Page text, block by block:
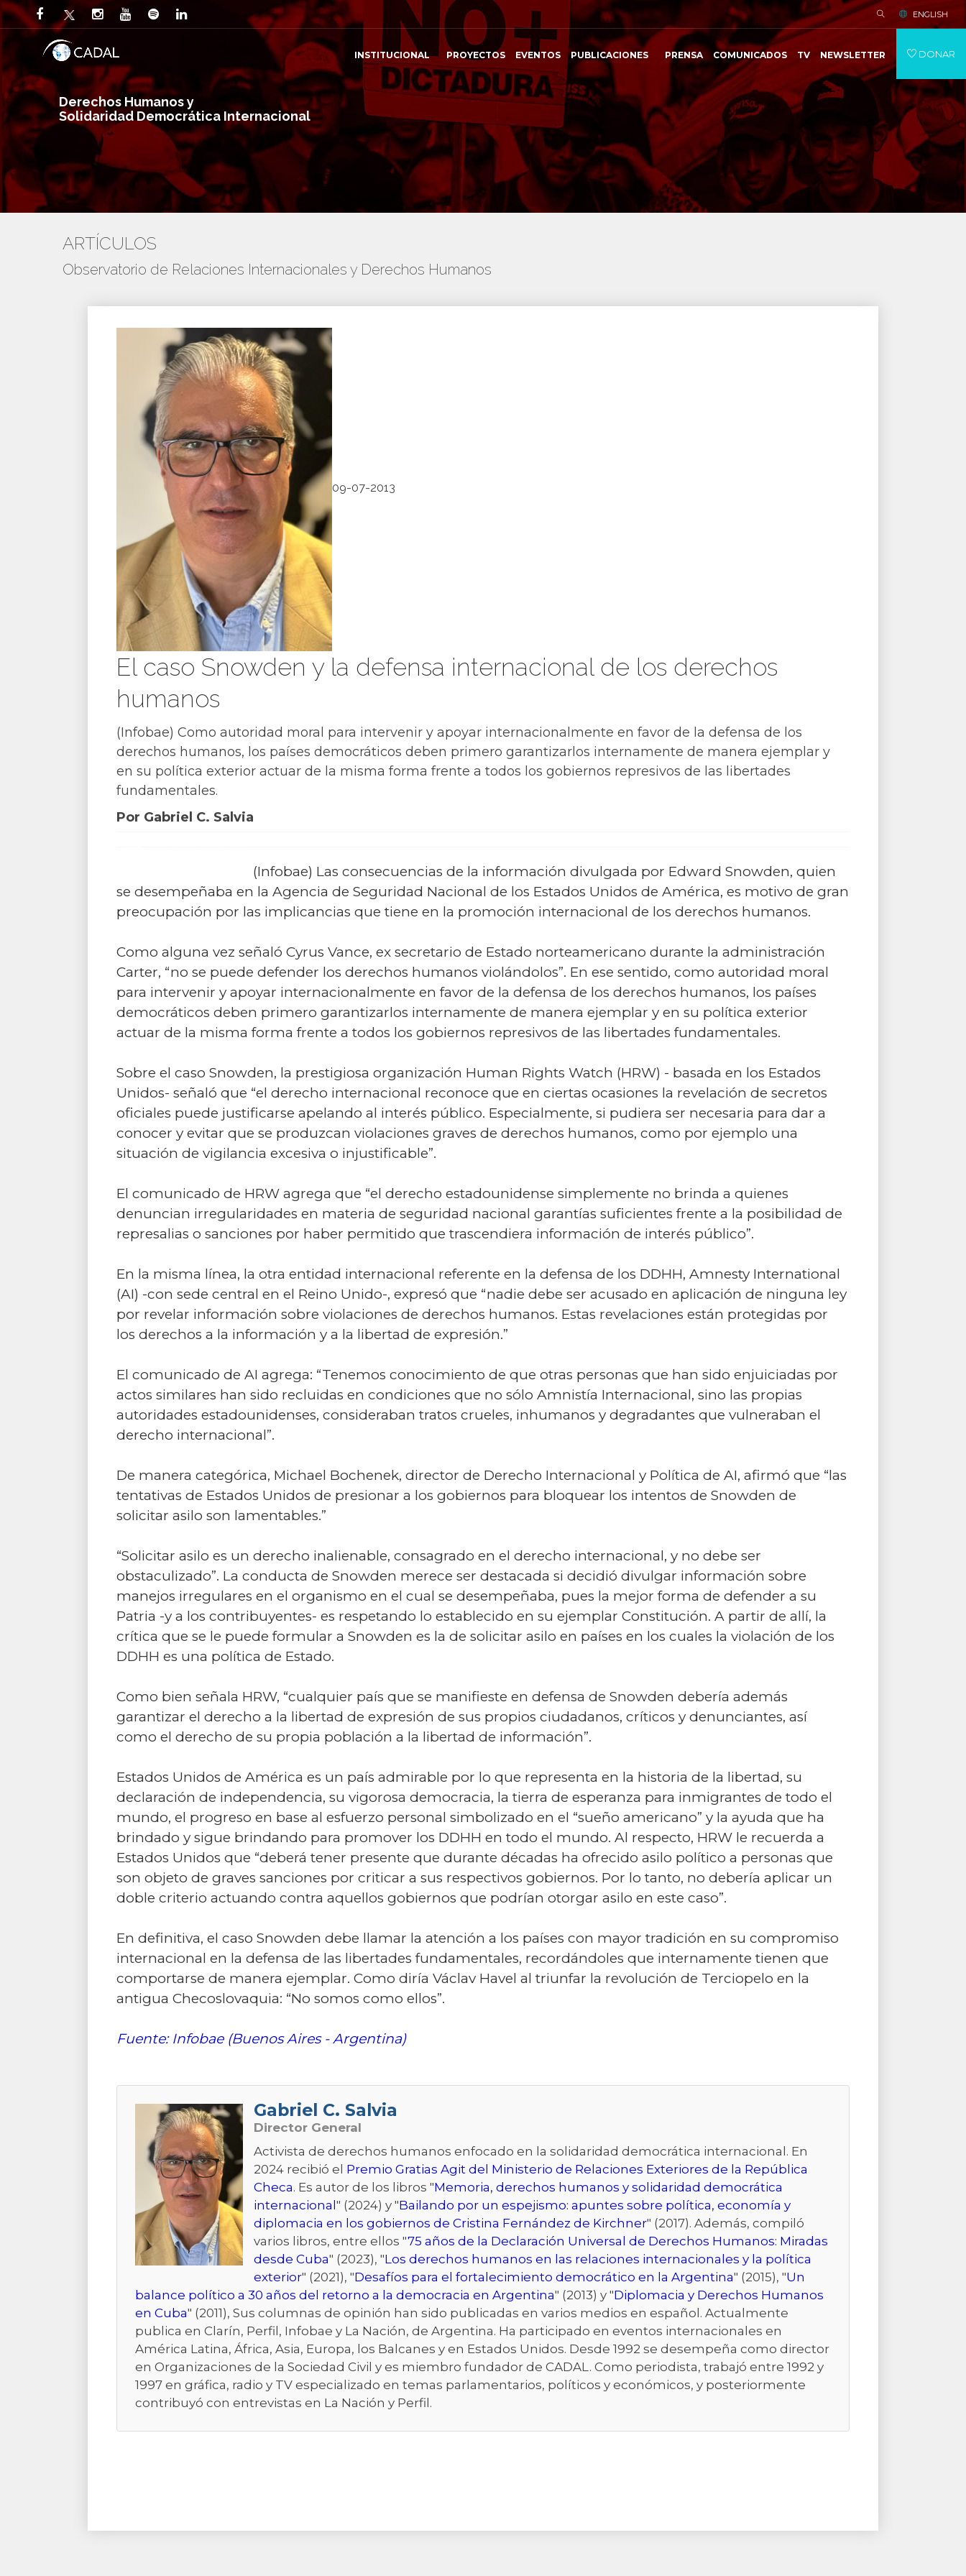
Derechos Humanos y
Solidaridad Democrática Internacional
ENGLISH
INSTITUCIONAL PROYECTOS EVENTOS PUBLICACIONES PRENSA COMUNICADOS TV NEWSLETTER DONAR
ARTÍCULOS
Observatorio de Relaciones Internacionales y Derechos Humanos
09-07-2013
El caso Snowden y la defensa internacional de los derechos
humanos
(Infobae) Como autoridad moral para intervenir y apoyar internacionalmente en favor de la defensa de los
derechos humanos, los países democráticos deben primero garantizarlos internamente de manera ejemplar y
en su política exterior actuar de la misma forma frente a todos los gobiernos represivos de las libertades
fundamentales.
Por Gabriel C. Salvia
(Infobae) Las consecuencias de la información divulgada por Edward Snowden, quien
se desempeñaba en la Agencia de Seguridad Nacional de los Estados Unidos de América, es motivo de gran
preocupación por las implicancias que tiene en la promoción internacional de los derechos humanos.
Como alguna vez señaló Cyrus Vance, ex secretario de Estado norteamericano durante la administración
Carter, “no se puede defender los derechos humanos violándolos”. En ese sentido, como autoridad moral
para intervenir y apoyar internacionalmente en favor de la defensa de los derechos humanos, los países
democráticos deben primero garantizarlos internamente de manera ejemplar y en su política exterior
actuar de la misma forma frente a todos los gobiernos represivos de las libertades fundamentales.
Sobre el caso Snowden, la prestigiosa organización Human Rights Watch (HRW) - basada en los Estados
Unidos- señaló que “el derecho internacional reconoce que en ciertas ocasiones la revelación de secretos
oficiales puede justificarse apelando al interés público. Especialmente, si pudiera ser necesaria para dar a
conocer y evitar que se produzcan violaciones graves de derechos humanos, como por ejemplo una
situación de vigilancia excesiva o injustificable”.
El comunicado de HRW agrega que “el derecho estadounidense simplemente no brinda a quienes
denuncian irregularidades en materia de seguridad nacional garantías suficientes frente a la posibilidad de
represalias o sanciones por haber permitido que trascendiera información de interés público”.
En la misma línea, la otra entidad internacional referente en la defensa de los DDHH, Amnesty International
(AI) -con sede central en el Reino Unido-, expresó que “nadie debe ser acusado en aplicación de ninguna ley
por revelar información sobre violaciones de derechos humanos. Estas revelaciones están protegidas por
los derechos a la información y a la libertad de expresión.”
El comunicado de AI agrega: “Tenemos conocimiento de que otras personas que han sido enjuiciadas por
actos similares han sido recluidas en condiciones que no sólo Amnistía Internacional, sino las propias
autoridades estadounidenses, consideraban tratos crueles, inhumanos y degradantes que vulneraban el
derecho internacional”.
De manera categórica, Michael Bochenek, director de Derecho Internacional y Política de AI, afirmó que “las
tentativas de Estados Unidos de presionar a los gobiernos para bloquear los intentos de Snowden de
solicitar asilo son lamentables.”
“Solicitar asilo es un derecho inalienable, consagrado en el derecho internacional, y no debe ser
obstaculizado”. La conducta de Snowden merece ser destacada si decidió divulgar información sobre
manejos irregulares en el organismo en el cual se desempeñaba, pues la mejor forma de defender a su
Patria -y a los contribuyentes- es respetando lo establecido en su ejemplar Constitución. A partir de allí, la
crítica que se le puede formular a Snowden es la de solicitar asilo en países en los cuales la violación de los
DDHH es una política de Estado.
Como bien señala HRW, “cualquier país que se manifieste en defensa de Snowden debería además
garantizar el derecho a la libertad de expresión de sus propios ciudadanos, críticos y denunciantes, así
como el derecho de su propia población a la libertad de información”.
Estados Unidos de América es un país admirable por lo que representa en la historia de la libertad, su
declaración de independencia, su vigorosa democracia, la tierra de esperanza para inmigrantes de todo el
mundo, el progreso en base al esfuerzo personal simbolizado en el “sueño americano” y la ayuda que ha
brindado y sigue brindando para promover los DDHH en todo el mundo. Al respecto, HRW le recuerda a
Estados Unidos que “deberá tener presente que durante décadas ha ofrecido asilo político a personas que
son objeto de graves sanciones por criticar a sus respectivos gobiernos. Por lo tanto, no debería aplicar un
doble criterio actuando contra aquellos gobiernos que podrían otorgar asilo en este caso”.
En definitiva, el caso Snowden debe llamar la atención a los países con mayor tradición en su compromiso
internacional en la defensa de las libertades fundamentales, recordándoles que internamente tienen que
comportarse de manera ejemplar. Como diría Václav Havel al triunfar la revolución de Terciopelo en la
antigua Checoslovaquia: “No somos como ellos”.
Fuente: Infobae (Buenos Aires - Argentina)
Gabriel C. Salvia
Director General
Activista de derechos humanos enfocado en la solidaridad democrática internacional. En
2024 recibió el Premio Gratias Agit del Ministerio de Relaciones Exteriores de la República
Checa. Es autor de los libros "Memoria, derechos humanos y solidaridad democrática
internacional " (2024) y "Bailando por un espejismo: apuntes sobre política, economía y
diplomacia en los gobiernos de Cristina Fernández de Kirchner" (2017). Además, compiló
varios libros, entre ellos "75 años de la Declaración Universal de Derechos Humanos: Miradas
desde Cuba" (2023), "Los derechos humanos en las relaciones internacionales y la política
exterior" (2021), "Desafíos para el fortalecimiento democrático en la Argentina" (2015), "Un
balance político a 30 años del retorno a la democracia en Argentina" (2013) y "Diplomacia y Derechos Humanos
en Cuba" (2011), Sus columnas de opinión han sido publicadas en varios medios en español. Actualmente
publica en Clarín, Perfil, Infobae y La Nación, de Argentina. Ha participado en eventos internacionales en
América Latina, África, Asia, Europa, los Balcanes y en Estados Unidos. Desde 1992 se desempeña como director
en Organizaciones de la Sociedad Civil y es miembro fundador de CADAL. Como periodista, trabajó entre 1992 y
1997 en gráfica, radio y TV especializado en temas parlamentarios, políticos y económicos, y posteriormente
contribuyó con entrevistas en La Nación y Perfil.